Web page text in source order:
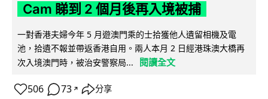
Cam 睇到 2 個月後再入境被捕
一對香港夫婦今年 5 月遊澳門乘的士拾獲他人遺留相機及電
池，拾遺不報並帶返香港自用。兩人本月 2 日經港珠澳大橋再
次入境澳門時，被治安警察局...
閱讀全文
506 73 ↗ 分享